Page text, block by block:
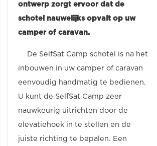
ontwerp zorgt ervoor dat de
schotel nauwelijks opvalt op uw
camper of caravan.
De SelfSat Camp schotel is na het
inbouwen in uw camper of caravan
eenvoudig handmatig te bedienen.
U kunt de SelfSat Camp zeer
nauwkeurig uitrichten door de
elevatiehoek in te stellen en de
juiste richting te bepalen. Een